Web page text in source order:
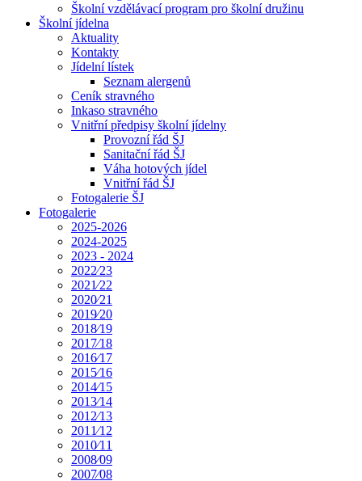
Školní vzdělávací program pro školní družinu
Školní jídelna
Aktuality
Kontakty
Jídelní lístek
Seznam alergenů
Ceník stravného
Inkaso stravného
Vnitřní předpisy školní jídelny
Provozní řád ŠJ
Sanitační řád ŠJ
Váha hotových jídel
Vnitřní řád ŠJ
Fotogalerie ŠJ
Fotogalerie
2025-2026
2024-2025
2023 - 2024
2022⁄23
2021⁄22
2020⁄21
2019⁄20
2018⁄19
2017⁄18
2016⁄17
2015⁄16
2014⁄15
2013⁄14
2012⁄13
2011⁄12
2010⁄11
2008⁄09
2007⁄08